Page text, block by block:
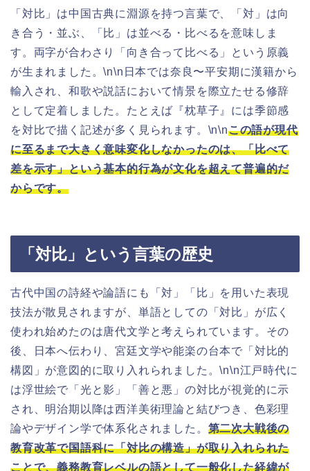
「対比」は中国古典に淵源を持つ言葉で、「対」は向
き合う・並ぶ、「比」は並べる・比べるを意味しま
す。両字が合わさり「向き合って比べる」という原義
が生まれました。\n\n日本では奈良〜平安期に漢籍から
輸入され、和歌や説話において情景を際立たせる修辞
として定着しました。たとえば『枕草子』には季節感
を対比で描く記述が多く見られます。\n\nこの語が現代
に至るまで大きく意味変化しなかったのは、「比べて
差を示す」という基本的行為が文化を超えて普遍的だ
からです。
「対比」という言葉の歴史
古代中国の詩経や論語にも「対」「比」を用いた表現
技法が散見されますが、単語としての「対比」が広く
使われ始めたのは唐代文学と考えられています。その
後、日本へ伝わり、宮廷文学や能楽の台本で「対比的
構図」が意図的に取り入れられました。\n\n江戸時代に
は浮世絵で「光と影」「善と悪」の対比が視覚的に示
され、明治期以降は西洋美術理論と結びつき、色彩理
論やデザイン学で体系化されました。 第二次大戦後の
教育改革で国語科に「対比の構造」が取り入れられた
ことで、義務教育レベルの語として一般化した経緯が